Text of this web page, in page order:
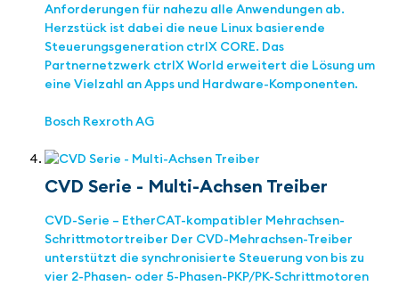
Anforderungen für nahezu alle Anwendungen ab.
Herzstück ist dabei die neue Linux basierende
Steuerungsgeneration ctrlX CORE. Das
Partnernetzwerk ctrlX World erweitert die Lösung um
eine Vielzahl an Apps und Hardware-Komponenten.
Bosch Rexroth AG
CVD Serie - Multi-Achsen Treiber
CVD-Serie – EtherCAT-kompatibler Mehrachsen-
Schrittmotortreiber Der CVD-Mehrachsen-Treiber
unterstützt die synchronisierte Steuerung von bis zu
vier 2-Phasen- oder 5-Phasen-PKP/PK-Schrittmotoren